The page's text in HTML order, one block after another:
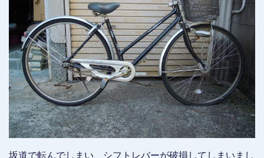
坂道で転んでしまい、シフトレバーが破損してしまいまし